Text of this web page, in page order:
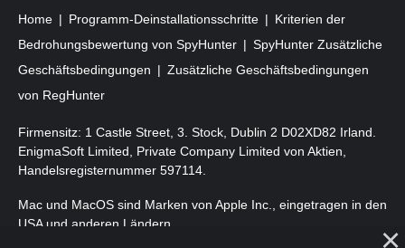
Home Programm-Deinstallationsschritte
Kriterien der
Bedrohungsbewertung von SpyHunter
SpyHunter Zusätzliche
Geschäftsbedingungen
Zusätzliche Geschäftsbedingungen
von RegHunter
Firmensitz: 1 Castle Street, 3. Stock, Dublin 2 D02XD82 Irland.
EnigmaSoft Limited, Private Company Limited von Aktien,
Handelsregisternummer 597114.
Mac und MacOS sind Marken von Apple Inc., eingetragen in den
USA und anderen Ländern.